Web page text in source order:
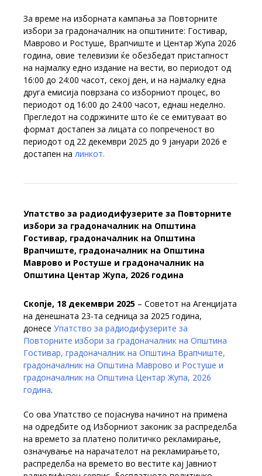
За време на изборната кампања за Повторните
избори за градоначалник на општините: Гостивар,
Маврово и Ростуше, Врапчиште и Центар Жупа 2026
година, овие телевизии ќе обезбедат пристапност
на најмалку едно издание на вести, во периодот од
16:00 до 24:00 часот, секој ден, и на најмалку една
друга емисија поврзана со изборниот процес, во
периодот од 16:00 до 24:00 часот, еднаш неделно.
Прегледот на содржините што ќе се емитуваат во
формат достапен за лицата со попреченост во
периодот од 22 декември 2025 до 9 јануари 2026 е
достапен на линкот.
Упатство за радиодифузерите за Повторните
избори за градоначалник на Општина
Гостивар, градоначалник на Општина
Врапчиште, градоначалник на Општина
Маврово и Ростуше и градоначалник на
Општина Центар Жупа, 2026 година
Скопје, 18 декември 2025 – Советот на Агенцијата
на денешната 23-та седница за 2025 година,
донесе Упатство за радиодифузерите за
Повторните избори за градоначалник на Општина
Гостивар, градоначалник на Општина Врапчиште,
градоначалник на Општина Маврово и Ростуше и
градоначалник на Општина Центар Жупа, 2026
година.
Со ова Упатство се појаснува начинот на примена
на одредбите од Изборниот законик за распределба
на времето за платено политичко рекламирање,
означување на нарачателот на рекламирањето,
распределба на времето во вестите кај Јавниот